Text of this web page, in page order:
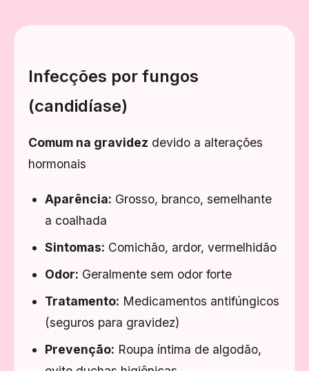
Infecções por fungos
(candidíase)
Comum na gravidez devido a alterações
hormonais
Aparência: Grosso, branco, semelhante
a coalhada
Sintomas: Comichão, ardor, vermelhidão
Odor: Geralmente sem odor forte
Tratamento: Medicamentos antifúngicos
(seguros para gravidez)
Prevenção: Roupa íntima de algodão,